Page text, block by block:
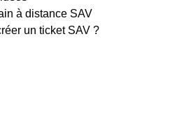
à distance SAV
un ticket SAV ?